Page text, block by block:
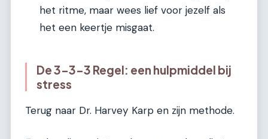
het ritme, maar wees lief voor jezelf als
het een keertje misgaat.
De 3-3-3 Regel: een hulpmiddel bij
stress
Terug naar Dr. Harvey Karp en zijn methode.